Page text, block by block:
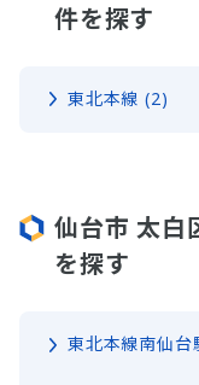
件を探す
東北本線 (2)
仙台市 太白
を探す
東北本線南仙台